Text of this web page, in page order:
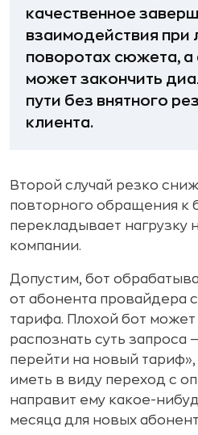
качественное
взаимодействия при
поворотах сюжета, а
может закончить
пути без внятного
клиента.
Второй случай резко
повторного обращения к
перекладывает нагрузку
компании.
Допустим, бот
от абонента провайдера
тарифа. Плохой бот
распознать суть запроса
перейти на новый
иметь в виду переход с
направит ему какое-
месяца для новых